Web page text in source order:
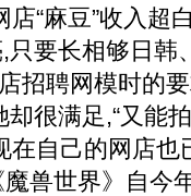
“麻豆”收入超
要长相够日韩
招聘网模时的
很满足,“又能
在自己的网店
魔兽世界》自今